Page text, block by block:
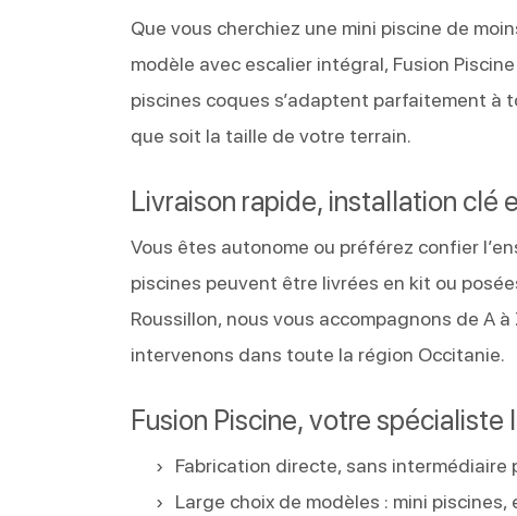
Que vous cherchiez une mini piscine de
modèle avec escalier intégral, Fusion
piscines coques s’adaptent parfaitement à
que soit la taille de votre terrain.
Livraison rapide, installation clé
Vous êtes autonome ou préférez confier
piscines peuvent être livrées en kit ou
Roussillon, nous vous accompagnons de A
intervenons dans toute la région Occitanie.
Fusion Piscine, votre spécialiste
Fabrication directe, sans
Large choix de modèles : mini